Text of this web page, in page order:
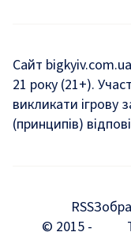
Комуналка
Хроніки війни
Мегаполіс
Сайт
21 року (21+).
викликати ігрову
(принципів)
RSS
© 2015 -